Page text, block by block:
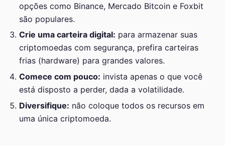
opções como Binance, Mercado Bitcoin e Foxbit
são populares.
Crie uma carteira digital: para armazenar suas
criptomoedas com segurança, prefira carteiras
frias (hardware) para grandes valores.
Comece com pouco: invista apenas o que você
está disposto a perder, dada a volatilidade.
Diversifique: não coloque todos os recursos em
uma única criptomoeda.